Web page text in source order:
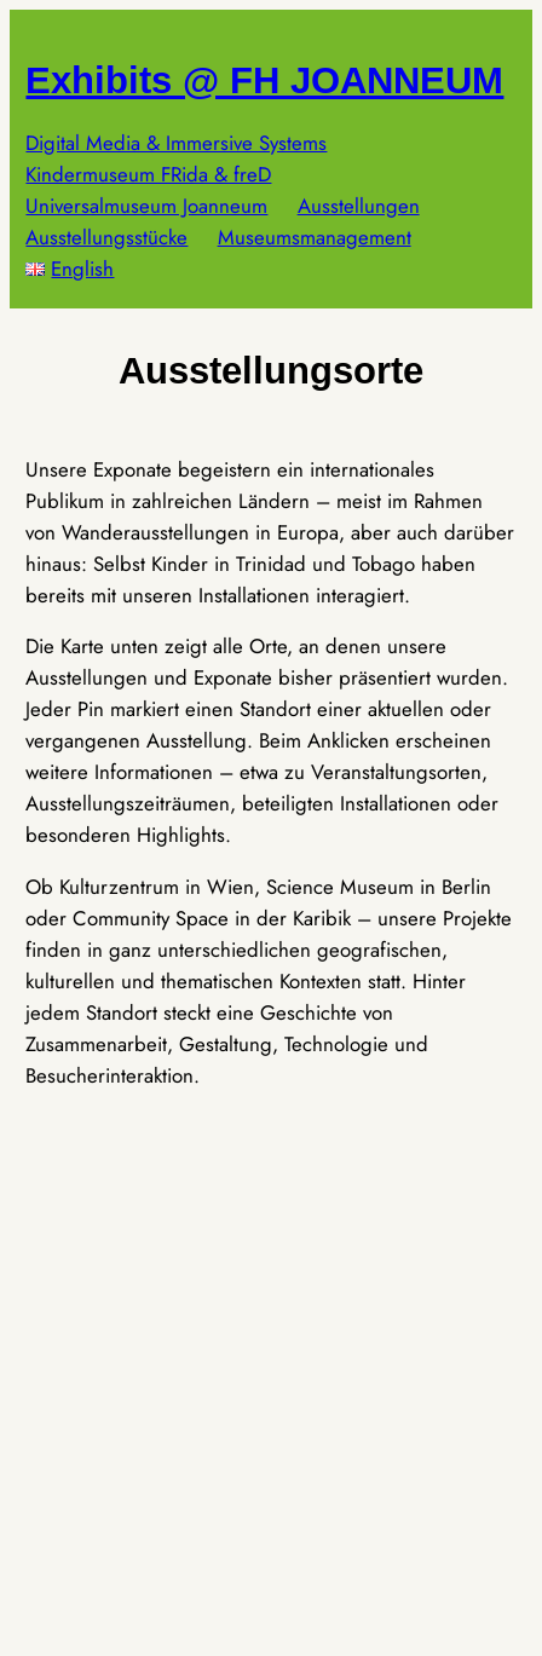
springen
Exhibits @ FH JOANNEUM
Digital Media & Immersive Systems
Kindermuseum FRida & freD
Universalmuseum Joanneum
Ausstellungen
Ausstellungsstücke
Museumsmanagement
English
Ausstellungsorte
Unsere Exponate begeistern ein internationales
Publikum in zahlreichen Ländern – meist im Rahmen
von Wanderausstellungen in Europa, aber auch darüber
hinaus: Selbst Kinder in Trinidad und Tobago haben
bereits mit unseren Installationen interagiert.
Die Karte unten zeigt alle Orte, an denen unsere
Ausstellungen und Exponate bisher präsentiert wurden.
Jeder Pin markiert einen Standort einer aktuellen oder
vergangenen Ausstellung. Beim Anklicken erscheinen
weitere Informationen – etwa zu Veranstaltungsorten,
Ausstellungszeiträumen, beteiligten Installationen oder
besonderen Highlights.
Ob Kulturzentrum in Wien, Science Museum in Berlin
oder Community Space in der Karibik – unsere Projekte
finden in ganz unterschiedlichen geografischen,
kulturellen und thematischen Kontexten statt. Hinter
jedem Standort steckt eine Geschichte von
Zusammenarbeit, Gestaltung, Technologie und
Besucherinteraktion.